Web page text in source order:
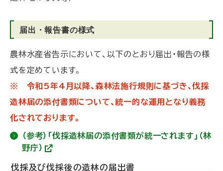
届出・報告書の様式
農林水産省告示において、以下のとおり届出・報告の様
式を定めています。
※ 令和5年4月以降、森林法施行規則に基づき、伐採
造林届の添付書類について、統一的な運用となり義務
化されております。
（参考）「伐採造林届の添付書類が統一されます」（林
野庁）
外
伐採及び伐採後の造林の届出書